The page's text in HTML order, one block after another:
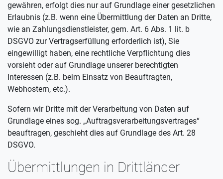
gewähren, erfolgt dies nur auf Grundlage einer gesetzlichen
Erlaubnis (z.B. wenn eine Übermittlung der Daten an Dritte,
wie an Zahlungsdienstleister, gem. Art. 6 Abs. 1 lit. b
DSGVO zur Vertragserfüllung erforderlich ist), Sie
eingewilligt haben, eine rechtliche Verpflichtung dies
vorsieht oder auf Grundlage unserer berechtigten
Interessen (z.B. beim Einsatz von Beauftragten,
Webhostern, etc.).
Sofern wir Dritte mit der Verarbeitung von Daten auf
Grundlage eines sog. „Auftragsverarbeitungsvertrages“
beauftragen, geschieht dies auf Grundlage des Art. 28
DSGVO.
Übermittlungen in Drittländer